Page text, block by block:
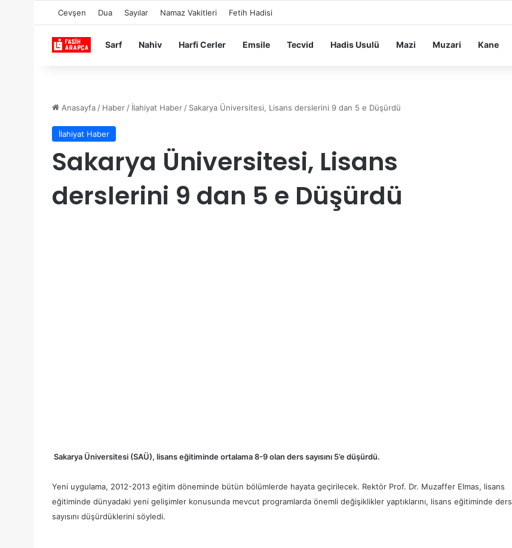
Cevşen Dua Sayılar Namaz Vakitleri Fetih Hadisi
Sarf Nahiv Harfi Cerler Emsile Tecvid Hadis Usulü Mazi Muzari Kane
Anasayfa / Haber / İlahiyat Haber / Sakarya Üniversitesi, Lisans derslerini 9 dan 5 e Düşürdü
İlahiyat Haber
Sakarya Üniversitesi, Lisans
derslerini 9 dan 5 e Düşürdü
Sakarya Üniversitesi (SAÜ), lisans eğitiminde ortalama 8-9 olan ders sayısını 5’e düşürdü.
Yeni uygulama, 2012-2013 eğitim döneminde bütün bölümlerde hayata geçirilecek. Rektör Prof. Dr. Muzaffer Elmas, lisans
eğitiminde dünyadaki yeni gelişimler konusunda mevcut programlarda önemli değişiklikler yaptıklarını, lisans eğitiminde ders
sayısını düşürdüklerini söyledi.